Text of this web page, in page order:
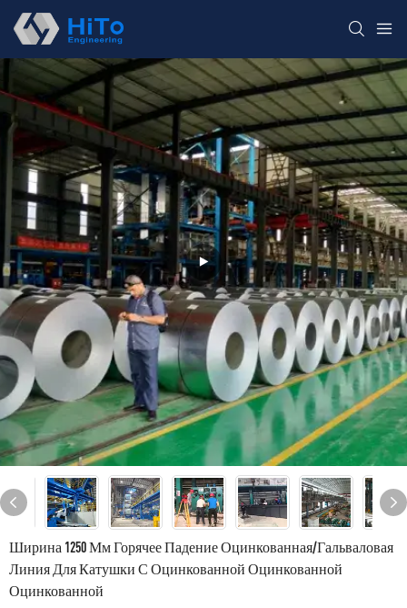
Ширина 1250 Мм Горячее Падение Оцинкованная/гальваловая
Линия Для Катушки С Оцинкованной Оцинкованной
Оцинкованной